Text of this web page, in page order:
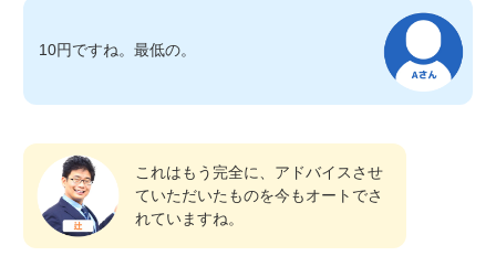
10円ですね。最低の。
これはもう完全に、アドバイスさせ
ていただいたものを今もオートでさ
れていますね。